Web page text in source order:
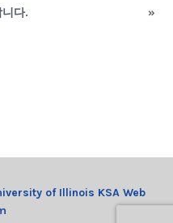
다.
»
of Illinois KSA Web